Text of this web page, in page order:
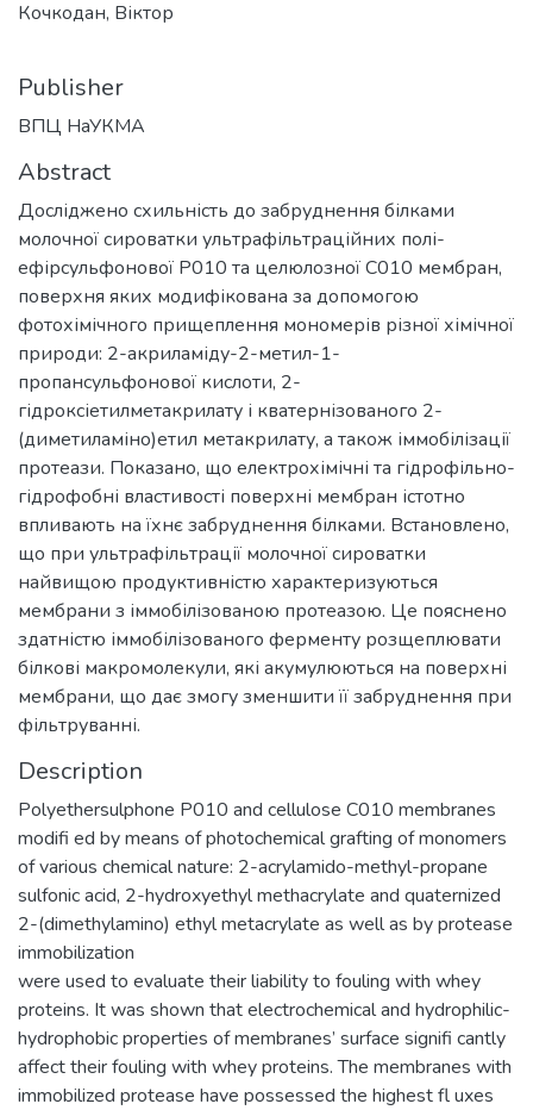
Кочкодан, Віктор
Publisher
ВПЦ НаУКМА
Abstract
Досліджено схильність до забруднення білками
молочної сироватки ультрафільтраційних полі-
ефірсульфонової Р010 та целюлозної С010 мембран,
поверхня яких модифікована за допомогою
фотохімічного прищеплення мономерів різної хімічної
природи: 2-акриламіду-2-метил-1-
пропансульфонової кислоти, 2-
гідроксіетилметакрилату і кватернізованого 2-
(диметиламіно)етил метакрилату, а також іммобілізації
протеази. Показано, що електрохімічні та гідрофільно-
гідрофобні властивості поверхні мембран істотно
впливають на їхнє забруднення білками. Встановлено,
що при ультрафільтрації молочної сироватки
найвищою продуктивністю характеризуються
мембрани з іммобілізованою протеазою. Це пояснено
здатністю іммобілізованого ферменту розщеплювати
білкові макромолекули, які акумулюються на поверхні
мембрани, що дає змогу зменшити її забруднення при
фільтруванні.
Description
Polyethersulphone P010 and cellulose C010 membranes
modifi ed by means of photochemical grafting of monomers
of various chemical nature: 2-acrylamido-methyl-propane
sulfonic acid, 2-hydroxyethyl methacrylate and quaternized
2-(dimethylamino) ethyl metacrylate as well as by protease
immobilization
were used to evaluate their liability to fouling with whey
proteins. It was shown that electrochemical and hydrophilic-
hydrophobic properties of membranes’ surface signifi cantly
affect their fouling with whey proteins. The membranes with
immobilized protease have possessed the highest fl uxes